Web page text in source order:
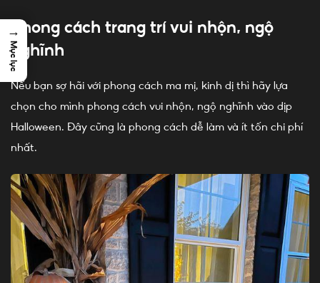
Phong cách trang trí vui nhộn, ngộ
nghĩnh
Nếu bạn sợ hãi với phong cách ma mị, kinh dị thì hãy lựa
chọn cho mình phong cách vui nhộn, ngộ nghĩnh vào dịp
Halloween. Đây cũng là phong cách dễ làm và ít tốn chi phí
nhất.
→
Mục lục